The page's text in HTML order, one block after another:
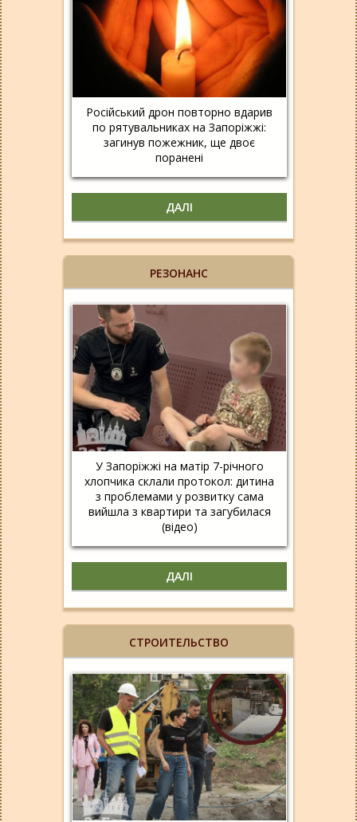
Російський дрон повторно вдарив
по рятувальниках на Запоріжжі:
загинув пожежник, ще двоє
поранені
ДАЛІ
РЕЗОНАНС
У Запоріжжі на матір 7-річного
хлопчика склали протокол: дитина
з проблемами у розвитку сама
вийшла з квартири та загубилася
(відео)
ДАЛІ
СТРОИТЕЛЬСТВО